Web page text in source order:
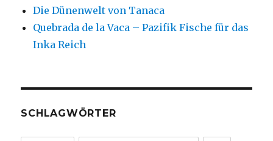
Die Dünenwelt von Tanaca
Quebrada de la Vaca – Pazifik Fische für das
Inka Reich
SCHLAGWÖRTER